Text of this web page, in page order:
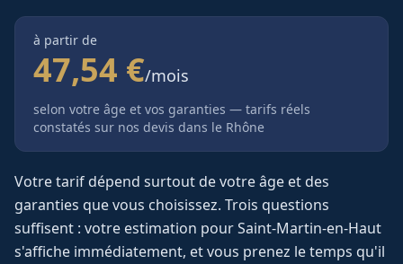
à partir de
47,54 €/mois
selon votre âge et vos garanties — tarifs réels
constatés sur nos devis dans le Rhône
Votre tarif dépend surtout de votre âge et des
garanties que vous choisissez. Trois questions
suffisent : votre estimation pourSaint-Martin-en-Haut
s'affiche immédiatement, et vous prenez le temps qu'il